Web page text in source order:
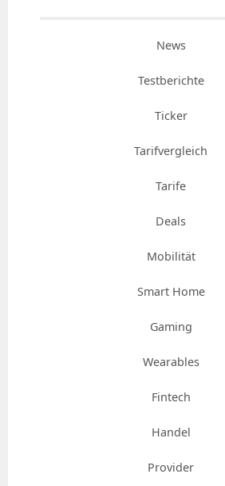
News
Testberichte
Ticker
Tarifvergleich
Tarife
Deals
Mobilität
Smart Home
Gaming
Wearables
Fintech
Handel
Provider